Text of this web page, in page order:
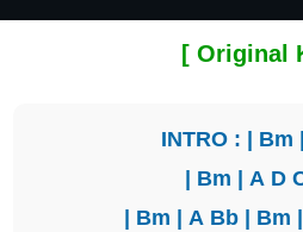
[ Original
INTRO : | Bm |
| Bm | A D
| Bm | A Bb | Bm |